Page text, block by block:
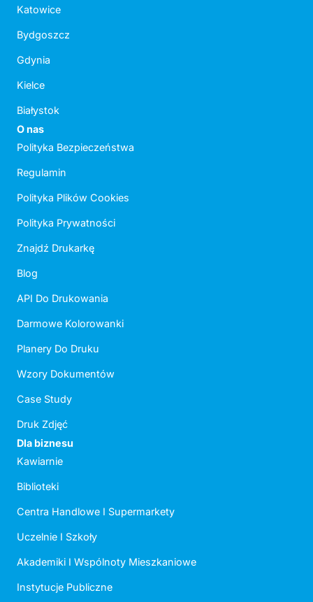
Katowice
Bydgoszcz
Gdynia
Kielce
Białystok
O nas
Polityka Bezpieczeństwa
Regulamin
Polityka Plików Cookies
Polityka Prywatności
Znajdź Drukarkę
Blog
API Do Drukowania
Darmowe Kolorowanki
Planery Do Druku
Wzory Dokumentów
Case Study
Druk Zdjęć
Dla biznesu
Kawiarnie
Biblioteki
Centra Handlowe I Supermarkety
Uczelnie I Szkoły
Akademiki I Wspólnoty Mieszkaniowe
Instytucje Publiczne